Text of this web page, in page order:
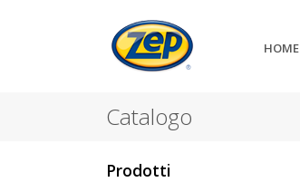
HOME
Catalogo
Prodotti